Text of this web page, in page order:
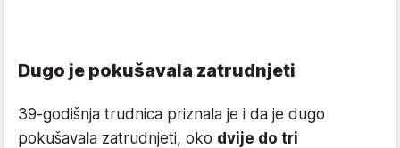
Dugo je pokušavala zatrudnjeti
39-godišnja trudnica priznala je i da je dugo
pokušavala zatrudnjeti, oko dvije do tri